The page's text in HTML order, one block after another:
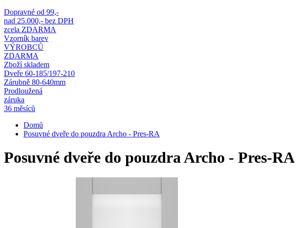
Dopravné od 99,-
nad 25.000,- bez DPH
zcela ZDARMA
Vzorník barev
VÝROBCŮ
ZDARMA
Zboží skladem
Dveře 60-185/197-210
Zárubně 80-640mm
Prodloužená
záruka
36 měsíců
Domů
Posuvné dveře do pouzdra Archo - Pres-RA
Posuvné dveře do pouzdra Archo - Pres-RA